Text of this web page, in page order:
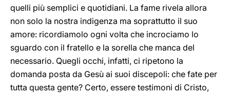
quelli più semplici e quotidiani. La fame rivela allora
non solo la nostra indigenza ma soprattutto il suo
amore: ricordiamolo ogni volta che incrociamo lo
sguardo con il fratello e la sorella che manca del
necessario. Quegli occhi, infatti, ci ripetono la
domanda posta da Gesù ai suoi discepoli: che fate per
tutta questa gente? Certo, essere testimoni di Cristo,